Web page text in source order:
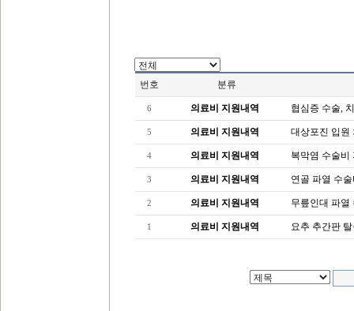
번호 분류
6 의료비 지원내역 협심증 수술,
5 의료비 지원내역 대상포진 입원
4 의료비 지원내역 복막염 수술비
3 의료비 지원내역 연골 파열 수
2 의료비 지원내역 무릎인대 파열
1 의료비 지원내역 요추 추간판